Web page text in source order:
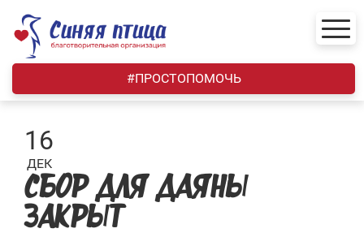
content
#ПРОСТОПОМОЧЬ
16
ДЕК
СБОР ДЛЯ ДАЯНЫ
ЗАКРЫТ